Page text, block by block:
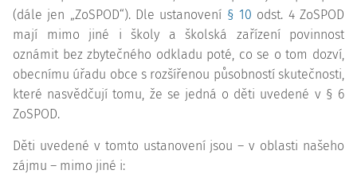
(dále jen „ZoSPOD“). Dle ustanovení § 10 odst. 4 ZoSPOD
mají mimo jiné i školy a školská zařízení povinnost
oznámit bez zbytečného odkladu poté, co se o tom dozví,
obecnímu úřadu obce s rozšířenou působností skutečnosti,
které nasvědčují tomu, že se jedná o děti uvedené v § 6
ZoSPOD.
Děti uvedené v tomto ustanovení jsou – v oblasti našeho
zájmu – mimo jiné i: